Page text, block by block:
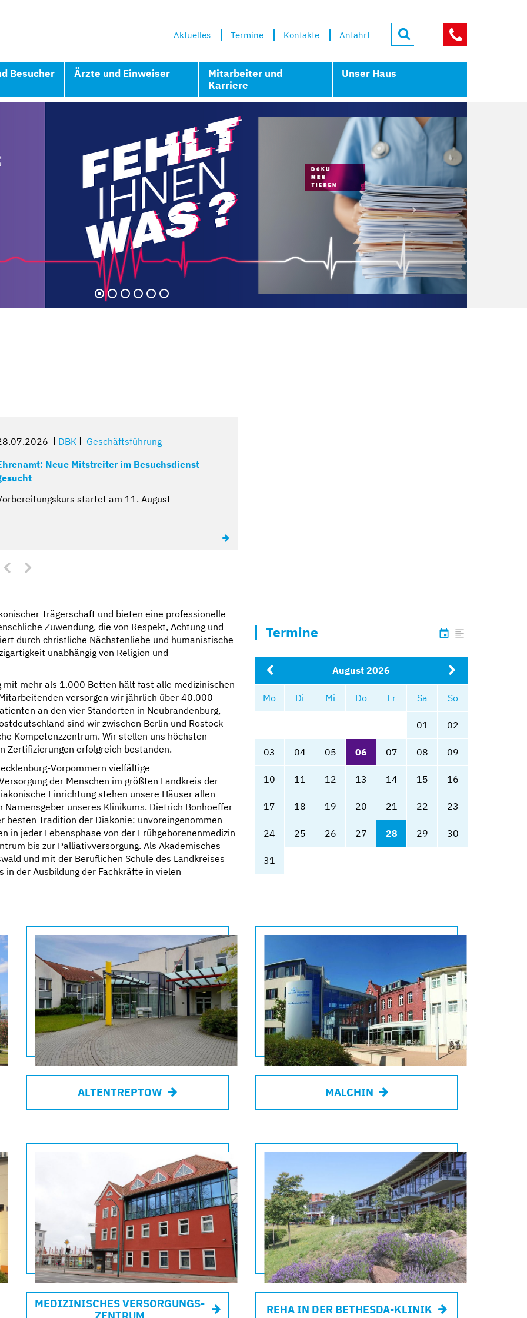
Aktuelles Termine Kontakte Anfahrt
Besucher Ärzte und Einweiser
Mitarbeiter und
Karriere
Unser Haus
DBK
Geschäftsführung
Neue Mitstreiter im Besuchsdienst
startet am 11. August
Trägerschaft und bieten eine professionelle
Zuwendung, die von Respekt, Achtung und
durch christliche Nächstenliebe und humanistische
unabhängig von Religion und
mit mehr als 1.000 Betten hält fast alle medizinischen
versorgen wir jährlich über 40.000
an den vier Standorten in Neubrandenburg,
sind wir zwischen Berlin und Rostock
Kompetenzzentrum. Wir stellen uns höchsten
Zertifizierungen erfolgreich bestanden.
Vorpommern vielfältige
der Menschen im größten Landkreis der
Einrichtung stehen unsere Häuser allen
unseres Klinikums. Dietrich Bonhoeffer
Tradition der Diakonie: unvoreingenommen
in jeder Lebensphase von der Frühgeborenenmedizin
bis zur Palliativversorgung. Als Akademisches
und mit der Beruflichen Schule des Landkreises
in der Ausbildung der Fachkräfte in vielen
Termine calendar
August 2026
Mo Di Mi Do Fr Sa So
01 02
03 04 05 06 07 08 09
10 11 12 13 14 15 16
17 18 19 20 21 22 23
24 25 26 27 28 29 30
31
ALTENTREPTOW
Außenaufnahme
des Standortes
Malchin
MALCHIN
Versorgungszentrums
MEDIZINISCHES VERSORGUNGS­
REHA IN DER BETHESDA-KLINIK